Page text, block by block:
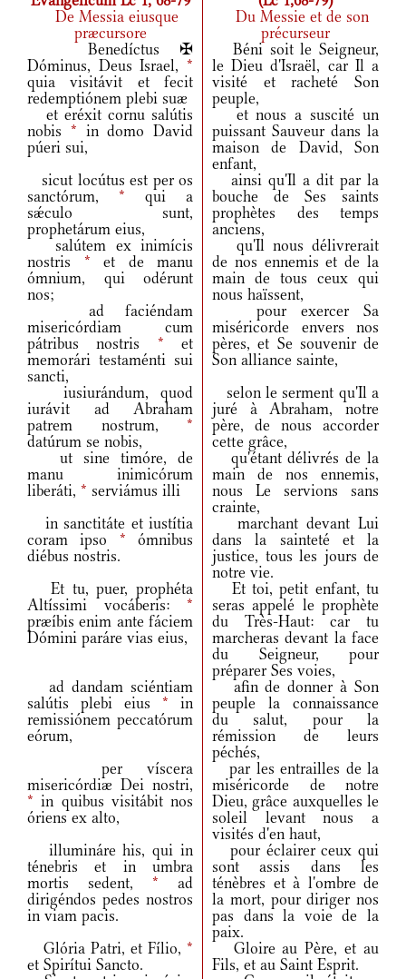
De Messia eiusque
præcursore
Du Messie et de son
précurseur
Benedíctus ✠
Dóminus, Deus Israel, *
quia visitávit et fecit
redemptiónem plebi suæ
Béni soit le Seigneur,
le Dieu d'Israël, car Il a
visité et racheté Son
peuple,
et eréxit cornu salútis
nobis * in domo David
púeri sui,
et nous a suscité un
puissant Sauveur dans la
maison de David, Son
enfant,
sicut locútus est per os
sanctórum, * qui a
sǽculo sunt,
prophetárum eius,
ainsi qu'Il a dit par la
bouche de Ses saints
prophètes des temps
anciens,
salútem ex inimícis
nostris * et de manu
ómnium, qui odérunt
nos;
qu'Il nous délivrerait
de nos ennemis et de la
main de tous ceux qui
nous haïssent,
ad faciéndam
misericórdiam cum
pátribus nostris * et
memorári testaménti sui
sancti,
pour exercer Sa
miséricorde envers nos
pères, et Se souvenir de
Son alliance sainte,
iusiurándum, quod
iurávit ad Abraham
patrem nostrum, *
datúrum se nobis,
selon le serment qu'Il a
juré à Abraham, notre
père, de nous accorder
cette grâce,
ut sine timóre, de
manu inimicórum
liberáti, * serviámus illi
qu'étant délivrés de la
main de nos ennemis,
nous Le servions sans
crainte,
in sanctitáte et iustítia
coram ipso * ómnibus
diébus nostris.
marchant devant Lui
dans la sainteté et la
justice, tous les jours de
notre vie.
Et tu, puer, prophéta
Altíssimi vocáberis: *
præíbis enim ante fáciem
Dómini paráre vias eius,
Et toi, petit enfant, tu
seras appelé le prophète
du Très-Haut: car tu
marcheras devant la face
du Seigneur, pour
préparer Ses voies,
ad dandam sciéntiam
salútis plebi eius * in
remissiónem peccatórum
eórum,
afin de donner à Son
peuple la connaissance
du salut, pour la
rémission de leurs
péchés,
per víscera
misericórdiæ Dei nostri,
* in quibus visitábit nos
óriens ex alto,
par les entrailles de la
miséricorde de notre
Dieu, grâce auxquelles le
soleil levant nous a
visités d'en haut,
illumináre his, qui in
ténebris et in umbra
mortis sedent, * ad
dirigéndos pedes nostros
in viam pacis.
pour éclairer ceux qui
sont assis dans les
ténèbres et à l'ombre de
la mort, pour diriger nos
pas dans la voie de la
paix.
Glória Patri, et Fílio, *
et Spirítui Sancto.
Gloire au Père, et au
Fils, et au Saint Esprit.